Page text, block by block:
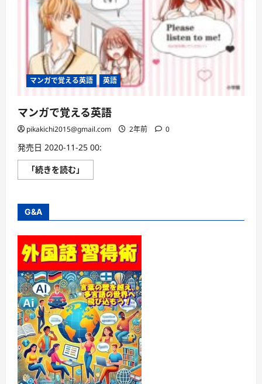
マンガで覚える英語 英語
マンガで覚える英語
pikakichi2015@gmail.com 2年前 0
発売日 2020-11-25 00:
「続きを読む」
ン
る
語
に
つ
い
て
さ
ら
に
読
む
G&A